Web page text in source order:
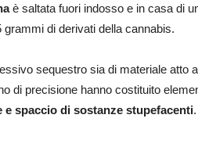
è saltata fuori indosso e in casa di
di derivati della cannabis.
sequestro sia di materiale atto
di precisione hanno costituito
e spaccio di sostanze stupefacenti.